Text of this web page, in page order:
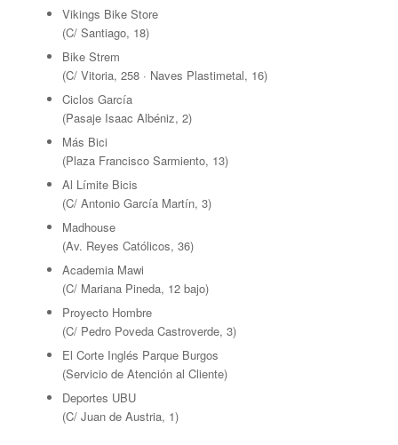
Vikings Bike Store
(C/ Santiago, 18)
Bike Strem
(C/ Vitoria, 258 · Naves Plastimetal, 16)
Ciclos García
(Pasaje Isaac Albéniz, 2)
Más Bici
(Plaza Francisco Sarmiento, 13)
Al Límite Bicis
(C/ Antonio García Martín, 3)
Madhouse
(Av. Reyes Católicos, 36)
Academia Mawi
(C/ Mariana Pineda, 12 bajo)
Proyecto Hombre
(C/ Pedro Poveda Castroverde, 3)
El Corte Inglés Parque Burgos
(Servicio de Atención al Cliente)
Deportes UBU
(C/ Juan de Austria, 1)